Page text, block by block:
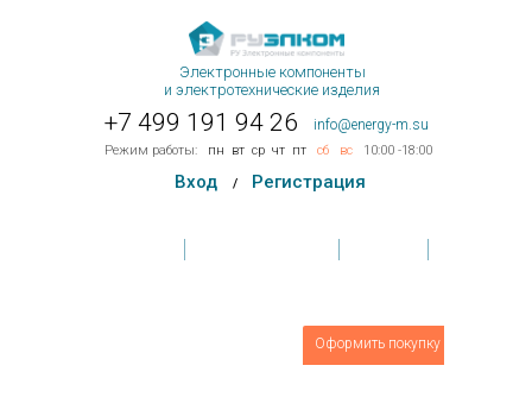
Электронные компоненты
и электротехнические изделия
+7 499 191 94 26 info@energy-m.su
Режим работы: пн вт ср чт пт сб вс 10:00 -18:00
Вход / Регистрация
Оформить покупку